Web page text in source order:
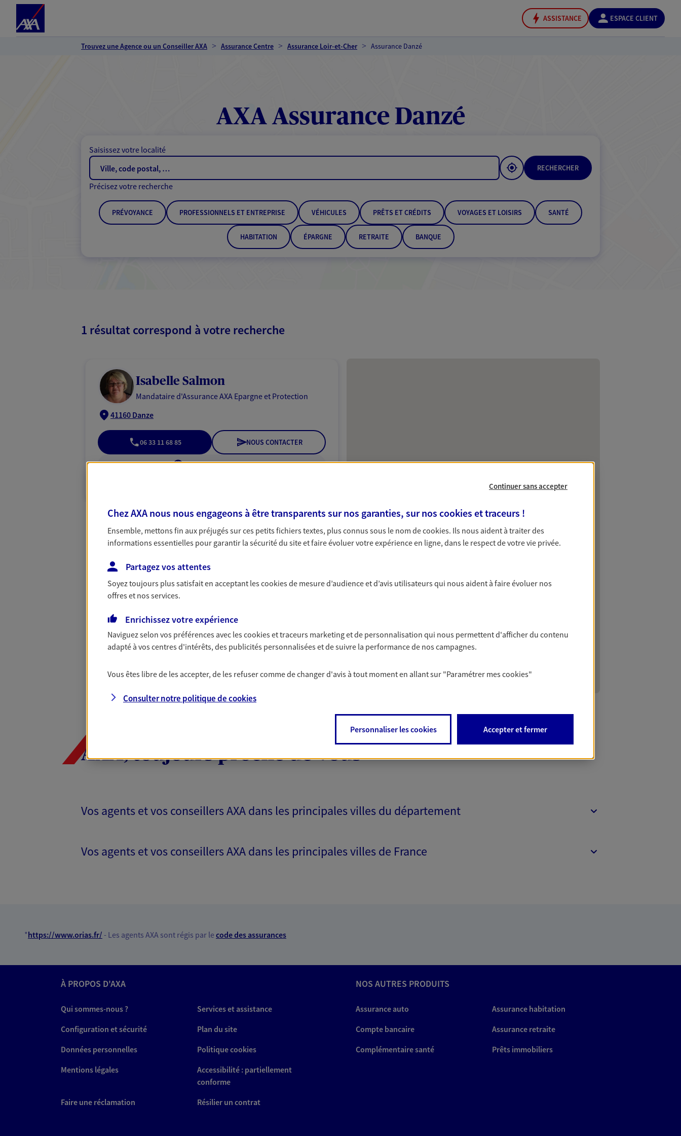
ASSISTANCE ESPACE CLIENT
Trouvez une Agence ou un Conseiller AXA Assurance Centre Assurance Loir-et-Cher Assurance Danzé
AXA Assurance Danzé
Saisissez votre localité
RECHERCHER
Précisez votre recherche
PRÉVOYANCE PROFESSIONNELS ET ENTREPRISE VÉHICULES PRÊTS ET CRÉDITS VOYAGES ET LOISIRS SANTÉ
HABITATION ÉPARGNE RETRAITE BANQUE
1 résultat correspond à votre recherche
Isabelle Salmon
Mandataire d'Assurance AXA Epargne et Protection
41160 Danze
06 33 11 68 85 NOUS CONTACTER
VOIR NOTRE SITE WEB
AXA, toujours proche de vous
Vos agents et vos conseillers AXA dans les principales villes du département
Vos agents et vos conseillers AXA dans les principales villes de France
*https://www.orias.fr/ - Les agents AXA sont régis par lecode des assurances
À PROPOS D'AXA
Qui sommes-nous ?
Services et assistance
Configuration et sécurité
Plan du site
Données personnelles
Politique cookies
Mentions légales
Accessibilité : partiellement
conforme
Faire une réclamation
Résilier un contrat
NOS AUTRES PRODUITS
Assurance auto
Assurance habitation
Compte bancaire
Assurance retraite
Complémentaire santé
Prêts immobiliers
Continuer sans accepter
Chez AXA nous nous engageons à être transparents sur nos garanties, sur nos cookies et traceurs !
Ensemble, mettons fin aux préjugés sur ces petits fichiers textes, plus connus sous le nom decookies. Ils nous aident à traiter des
informations essentielles pour garantir la sécurité du site et faire évoluer votre expérience en ligne, dans le respect de votre vie privée.
Partagez vos attentes
Soyez toujours plus satisfait en acceptant lescookiesde mesure d’audience et d’avis utilisateurs qui nous aident à faire évoluer nos
offres et nos services.
Enrichissez votre expérience
Naviguez selon vos préférences avec lescookies et traceurs marketing et de personnalisation qui nous permettent d'afficher du contenu
adapté à vos centres d'intérêts, des publicités personnalisées et de suivre la performance de nos campagnes.
Vous êtes libre de les accepter, de les refuser comme de changer d'avis à tout moment en allant sur "Paramétrer mescookies"
Consulter notre politique decookies
Personnaliser les cookies Accepter et fermer